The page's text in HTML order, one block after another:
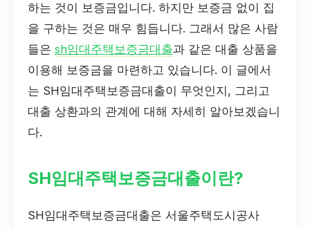
하는 것이 보증금입니다. 하지만 보증금 없이 집
을 구하는 것은 매우 힘듭니다. 그래서 많은 사람
들은 sh임대주택보증금대출과 같은 대출 상품을
이용해 보증금을 마련하고 있습니다. 이 글에서
는 SH임대주택보증금대출이 무엇인지, 그리고
대출 상환과의 관계에 대해 자세히 알아보겠습니
다.
SH임대주택보증금대출이란?
SH임대주택보증금대출은 서울주택도시공사